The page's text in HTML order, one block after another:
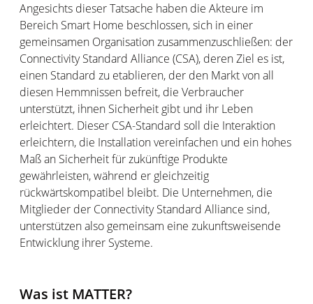
Angesichts dieser Tatsache haben die Akteure im
Bereich Smart Home beschlossen, sich in einer
gemeinsamen Organisation zusammenzuschließen: der
Connectivity Standard Alliance (CSA), deren Ziel es ist,
einen Standard zu etablieren, der den Markt von all
diesen Hemmnissen befreit, die Verbraucher
unterstützt, ihnen Sicherheit gibt und ihr Leben
erleichtert. Dieser CSA-Standard soll die Interaktion
erleichtern, die Installation vereinfachen und ein hohes
Maß an Sicherheit für zukünftige Produkte
gewährleisten, während er gleichzeitig
rückwärtskompatibel bleibt. Die Unternehmen, die
Mitglieder der Connectivity Standard Alliance sind,
unterstützen also gemeinsam eine zukunftsweisende
Entwicklung ihrer Systeme.
Was ist MATTER?